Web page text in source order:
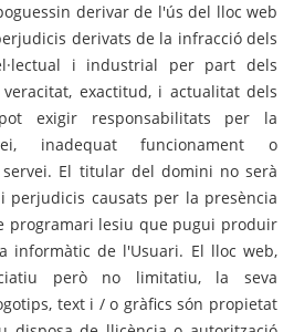
derivar de l'ús del lloc web
derivats de la infracció dels
i industrial per part dels
exactitud, i actualitat dels
exigir responsabilitats per la
inadequat funcionament o
El titular del domini no serà
perjudicis causats per la presència
programari lesiu que pugui produir
informàtic de l'Usuari. El lloc web,
però no limitatiu, la seva
text i / o gràfics són propietat